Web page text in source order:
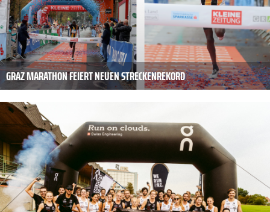
GRAZ MARATHON FEIERT NEUEN STRECKENREKORD